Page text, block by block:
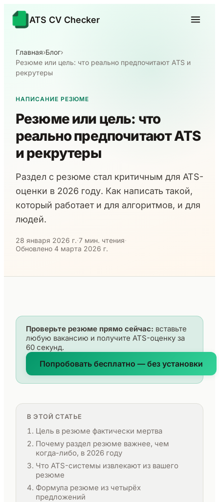
ATS CV Checker
Главная›Блог›
Резюме или цель: что реально предпочитают ATS и
рекрутеры
НАПИСАНИЕ РЕЗЮМЕ
Резюме или цель: что
реально предпочитают ATS
и рекрутеры
Раздел с резюме стал критичным для ATS-
оценки в 2026 году. Как написать такой,
который работает и для алгоритмов, и для
людей.
28 января 2026 г.·7 мин. чтения·
Обновлено 4 марта 2026 г.
Проверьте резюме прямо сейчас: вставьте
любую вакансию и получите ATS-оценку за
60 секунд.
Попробовать бесплатно — без установки
В ЭТОЙ СТАТЬЕ
Цель в резюме фактически мертва
Почему раздел резюме важнее, чем
когда-либо, в 2026 году
Что ATS-системы извлекают из вашего
резюме
Формула резюме из четырёх
предложений